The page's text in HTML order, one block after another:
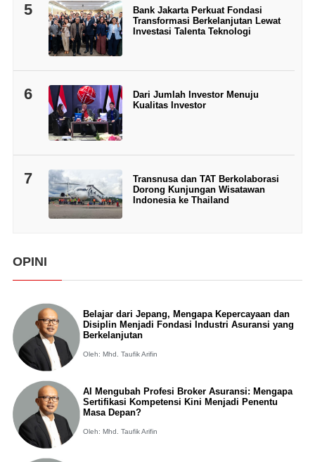
5
Bank Jakarta Perkuat Fondasi
Transformasi Berkelanjutan Lewat
Investasi Talenta Teknologi
6
Dari Jumlah Investor Menuju
Kualitas Investor
7
Transnusa dan TAT Berkolaborasi
Dorong Kunjungan Wisatawan
Indonesia ke Thailand
OPINI
Belajar dari Jepang, Mengapa Kepercayaan dan
Disiplin Menjadi Fondasi Industri Asuransi yang
Berkelanjutan
Oleh: Mhd. Taufik Arifin
AI Mengubah Profesi Broker Asuransi: Mengapa
Sertifikasi Kompetensi Kini Menjadi Penentu
Masa Depan?
Oleh: Mhd. Taufik Arifin